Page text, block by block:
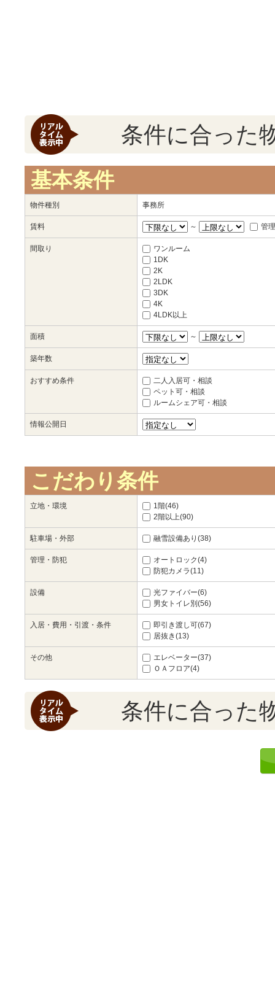
条件に合った
基本条件
物件種別 事務所
賃料 ～ 管
間取り
ワンルーム
1DK
2K
2LDK
3DK
4K
4LDK以上
面積 ～
築年数
おすすめ条件
二人入居可・相談
ペット可・相談
ルームシェア可・相談
情報公開日
こだわり条件
立地・環境
1階(46)
2階以上(90)
駐車場・外部 融雪設備あり(38)
管理・防犯
オートロック(4)
防犯カメラ(11)
設備
光ファイバー(6)
男女トイレ別(56)
入居・費用・引渡・条件
即引き渡し可(67)
居抜き(13)
その他
エレベーター(37)
ＯＡフロア(4)
条件に合った